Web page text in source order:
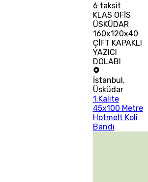
6 taksit
KLAS OFİS
ÜSKÜDAR
160x120x40
ÇİFT KAPAKLI
YAZICI
DOLABI
İstanbul,
Üsküdar
1.Kalite
45x100 Metre
Hotmelt Koli
Bandı